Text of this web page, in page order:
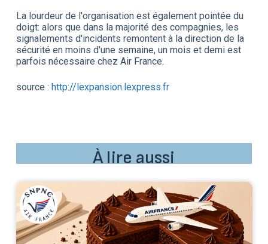
La lourdeur de l'organisation est également pointée du
doigt: alors que dans la majorité des compagnies, les
signalements d'incidents remontent à la direction de la
sécurité en moins d'une semaine, un mois et demi est
parfois nécessaire chez Air France.
source : http://lexpansion.lexpress.fr
À lire aussi